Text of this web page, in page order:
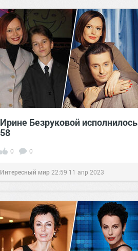
Ирине Безруковой исполнилось
58
0 0
Интересный мир 22:59 11 апр 2023